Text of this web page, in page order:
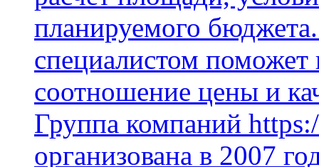
планируемого
специалистом поможет
соотношение цены и
Группа компаний
организована в 2007